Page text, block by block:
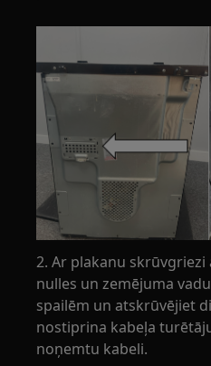
2. Ar plakanu
nulles un zemējuma
spailēm un atskrūvējiet
nostiprina kabeļa
noņemtu kabeli.